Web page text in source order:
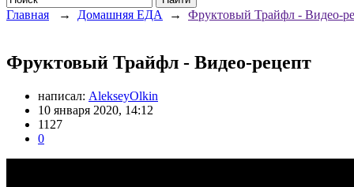
Главная → Домашняя ЕДА → Фруктовый Трайфл - Видео-
Фруктовый Трайфл - Видео-рецепт
написал: AlekseyOlkin
10 января 2020, 14:12
1127
0